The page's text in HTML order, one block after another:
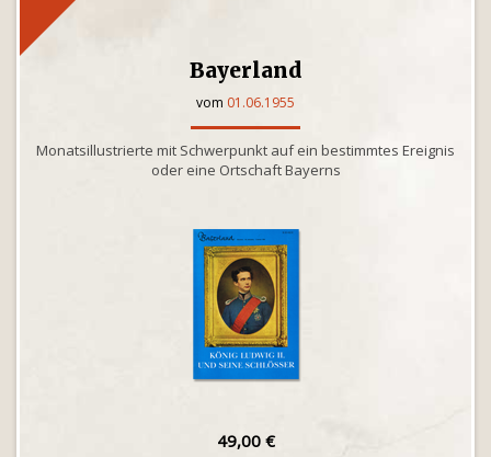
Bayerland
vom 01.06.1955
Monatsillustrierte mit Schwerpunkt auf ein bestimmtes Ereignis
oder eine Ortschaft Bayerns
49,00 €